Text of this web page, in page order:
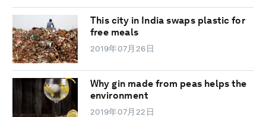
This city in India swaps plastic for
free meals
2019年07月26日
Why gin made from peas helps the
environment
2019年07月22日